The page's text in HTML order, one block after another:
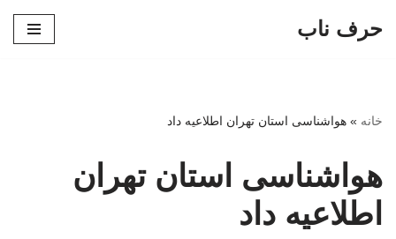
حرف ناب
خانه » هواشناسی استان تهران اطلاعیه داد
هواشناسی استان تهران
اطلاعیه داد